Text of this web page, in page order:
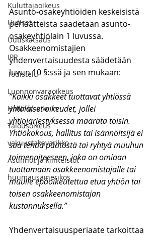
Kuluttajaoikeus
Uutiset
Uutiskatsaus
IPR
Todistelu
Luonnonvaraoikeus
Hallinto-oikeus
Talousoikeus
vakuustakavarikko
Asunnot ja kiinteistöt
huumausainerikos
Asunto-osakeyhtiöiden keskeisistä
periaatteista säädetään asunto-
osakeyhtiölain 1 luvussa.
Osakkeenomistajien
yhdenvertaisuudesta säädetään
luvun 10 §:ssä ja sen mukaan:
”Kaikki osakkeet tuottavat yhtiössä
yhtäläiset oikeudet, jollei
yhtiöjärjestyksessä määrätä toisin.
Yhtiökokous, hallitus tai isännöitsijä ei
saa tehdä päätöstä tai ryhtyä muuhun
toimenpiteeseen, joka on omiaan
tuottamaan osakkeenomistajalle tai
muulle epäoikeutettua etua yhtiön tai
toisen osakkeenomistajan
kustannuksella.”
Yhdenvertaisuusperiaate tarkoittaa